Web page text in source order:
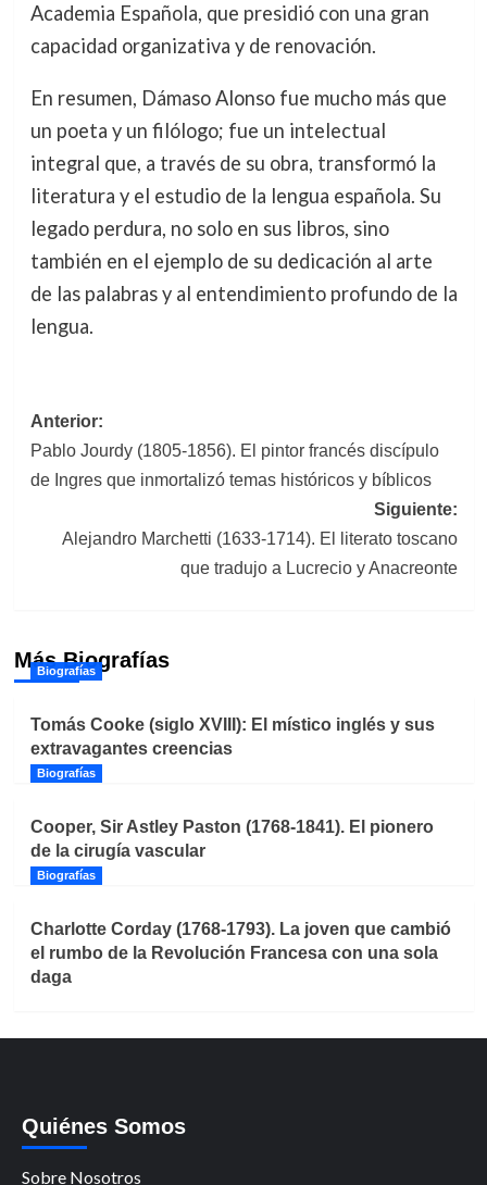
Academia Española, que presidió con una gran
capacidad organizativa y de renovación.
En resumen, Dámaso Alonso fue mucho más que
un poeta y un filólogo; fue un intelectual
integral que, a través de su obra, transformó la
literatura y el estudio de la lengua española. Su
legado perdura, no solo en sus libros, sino
también en el ejemplo de su dedicación al arte
de las palabras y al entendimiento profundo de la
lengua.
Navegación
de
entradas
Anterior:
Pablo Jourdy (1805-1856). El pintor francés discípulo
de Ingres que inmortalizó temas históricos y bíblicos
Siguiente:
Alejandro Marchetti (1633-1714). El literato toscano
que tradujo a Lucrecio y Anacreonte
Más Biografías
Biografías
Tomás Cooke (siglo XVIII): El místico inglés y sus
extravagantes creencias
Biografías
Cooper, Sir Astley Paston (1768-1841). El pionero
de la cirugía vascular
Biografías
Charlotte Corday (1768-1793). La joven que cambió
el rumbo de la Revolución Francesa con una sola
daga
Quiénes Somos
Sobre Nosotros